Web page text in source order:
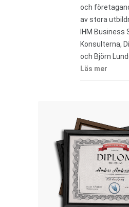
och
av stora
IHM Business
Konsulterna,
och Björn
Läs mer